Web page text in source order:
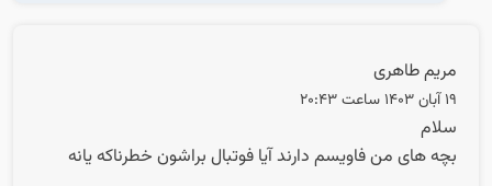
مریم طاهری
19 آبان 1403 ساعت 20:43
سلام
بچه های من فاویسم دارند آیا فوتبال براشون خطرناکه یانه